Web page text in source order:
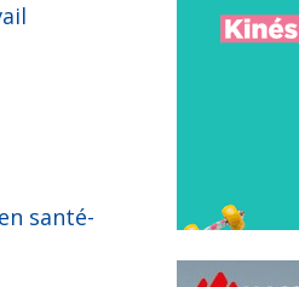
santé-